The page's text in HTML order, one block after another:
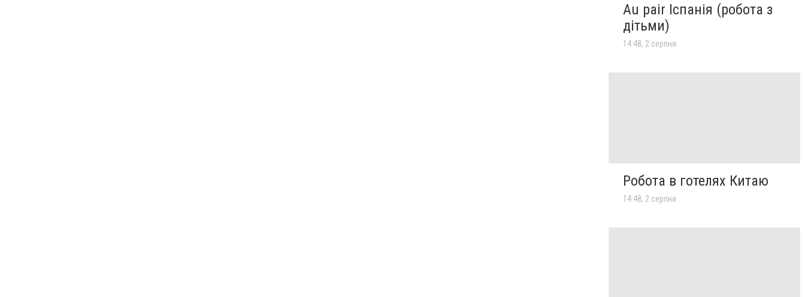
Au pair Іспанія (робота з
дітьми)
14:48, 2 серпня
Робота в готелях Китаю
14:48, 2 серпня